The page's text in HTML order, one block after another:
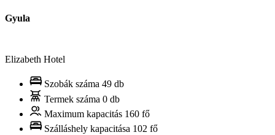
Gyula
Elizabeth Hotel
Szobák száma 49 db
Termek száma 0 db
Maximum kapacitás 160 fő
Szálláshely kapacitása 102 fő